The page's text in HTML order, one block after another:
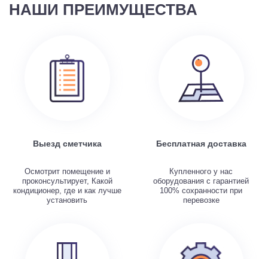
НАШИ ПРЕИМУЩЕСТВА
Выезд сметчика
Осмотрит помещение и
проконсультирует, Какой
кондиционер, где и как лучше
установить
Бесплатная доставка
Купленного у нас
оборудования с гарантией
100% сохранности при
перевозке